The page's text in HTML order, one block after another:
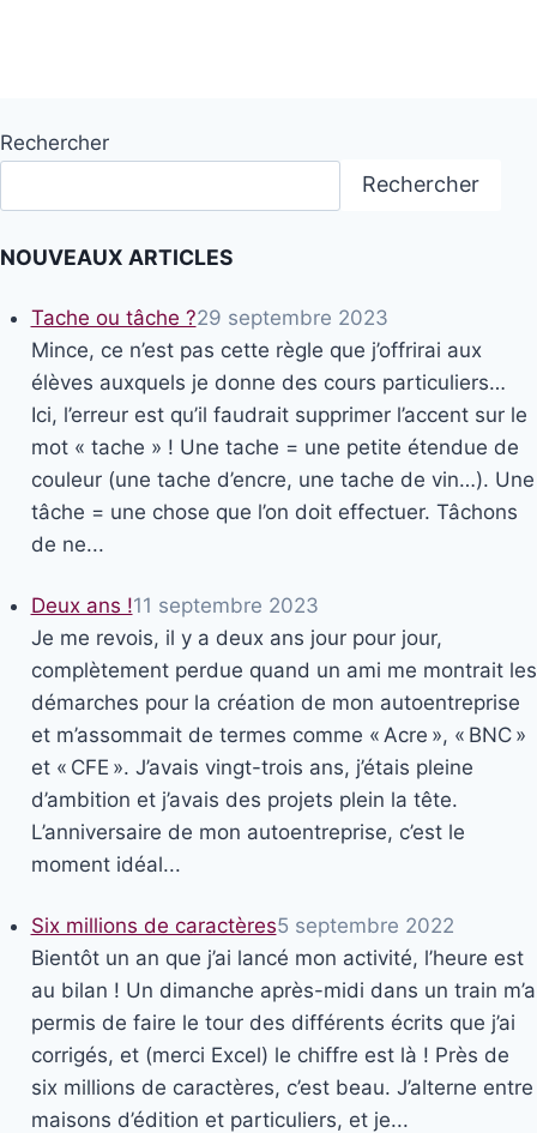
Rechercher
Rechercher
NOUVEAUX ARTICLES
Tache ou tâche ?29 septembre 2023
Mince, ce n’est pas cette règle que j’offrirai aux
élèves auxquels je donne des cours particuliers…
Ici, l’erreur est qu’il faudrait supprimer l’accent sur le
mot « tache » ! Une tache = une petite étendue de
couleur (une tache d’encre, une tache de vin…). Une
tâche = une chose que l’on doit effectuer. Tâchons
de ne...
Deux ans !11 septembre 2023
Je me revois, il y a deux ans jour pour jour,
complètement perdue quand un ami me montrait les
démarches pour la création de mon autoentreprise
et m’assommait de termes comme « Acre », « BNC »
et « CFE ». J’avais vingt-trois ans, j’étais pleine
d’ambition et j’avais des projets plein la tête.
L’anniversaire de mon autoentreprise, c’est le
moment idéal...
Six millions de caractères5 septembre 2022
Bientôt un an que j’ai lancé mon activité, l’heure est
au bilan ! Un dimanche après-midi dans un train m’a
permis de faire le tour des différents écrits que j’ai
corrigés, et (merci Excel) le chiffre est là ! Près de
six millions de caractères, c’est beau. J’alterne entre
maisons d’édition et particuliers, et je...